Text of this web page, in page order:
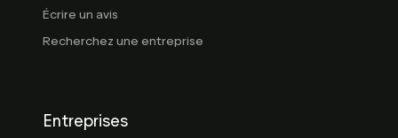
Écrire un avis
Recherchez une entreprise
Entreprises